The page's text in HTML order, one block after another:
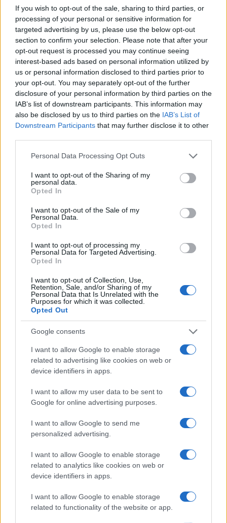
If you wish to opt-out of the sale, sharing to third parties, or
processing of your personal or sensitive information for
targeted advertising by us, please use the below opt-out
section to confirm your selection. Please note that after your
opt-out request is processed you may continue seeing
interest-based ads based on personal information utilized by
us or personal information disclosed to third parties prior to
your opt-out. You may separately opt-out of the further
disclosure of your personal information by third parties on the
IAB’s list of downstream participants. This information may
also be disclosed by us to third parties on the IAB’s List of
Downstream Participants that may further disclose it to other
Please note that this website/app uses one or more Google
not limited to your visit or usage behaviour. You may click to
grant or deny consent to Google and its third-party tags to
use your data for below specified purposes in below Google
consent section.
Personal Data Processing Opt Outs
I want to opt-out of the Sharing of my
personal data.
Opted In
I want to opt-out of the Sale of my
Personal Data.
Opted In
I want to opt-out of processing my
Personal Data for Targeted Advertising.
Opted In
I want to opt-out of Collection, Use,
Retention, Sale, and/or Sharing of my
Personal Data that Is Unrelated with the
Purposes for which it was collected.
Opted Out
Google consents
I want to allow Google to enable storage
related to advertising like cookies on web or
device identifiers in apps.
I want to allow my user data to be sent to
Google for online advertising purposes.
I want to allow Google to send me
personalized advertising.
I want to allow Google to enable storage
related to analytics like cookies on web or
device identifiers in apps.
I want to allow Google to enable storage
related to functionality of the website or app.
30 Aprile 2026 - 05:49Redazione Digitale
Il via vai verso il nasone del quartiere è continuo
e, con l’arrivo dell’estate, lo sarà ancor di più. C’è
chi arriva con taniche alla mano, chi ha…
Leggi l’articolo →
ULTIME NOTIZIE ROMA
Roma Est senz’acqua: un disagio
insostenibile
3 Febbraio 2026 - 14:01
Un problema che dura da troppo tempo Io,
e frustrato. Da giorni viviamo un vero e proprio
incubo: l’acqua…
ULTIME NOTIZIE
Livata: grave un ragazzo
5 ore fa
Spin Time: Il Grande Affare e le
Costose Conseguenze per Roma